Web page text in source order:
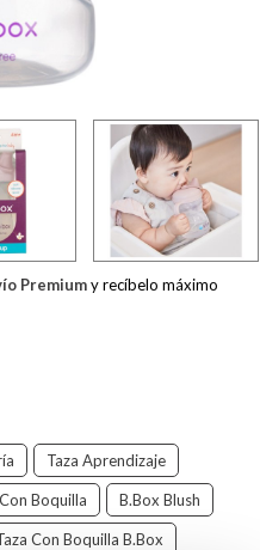
Premiumy recíbelo máximo
Taza Aprendizaje
Boquilla B.Box Blush
Con Boquilla B.Box